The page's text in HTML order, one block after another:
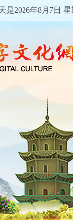
是2026年8月7日